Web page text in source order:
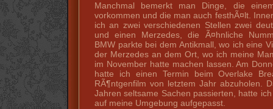
Manchmal bemerkt man Dinge, die
vorkommen und die man auch festhÃ¤lt.
ich an zwei verschiedenen Stellen zwei
und einen Merzedes, die Ã¤hnliche
BMW parkte bei dem Antikmall, wo ich eine
der Merzedes an dem Ort, wo ich meine
im November hatte machen lassen. Am
hatte ich einen Termin beim Overlake
RÃ¶ntgenfilm von letztem Jahr abzuholen.
Jahren seltsame Sachen passierten, hatte
auf meine Umgebung aufgepasst.